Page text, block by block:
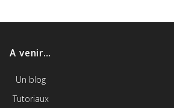
A venir…
Un blog
Tutoriaux